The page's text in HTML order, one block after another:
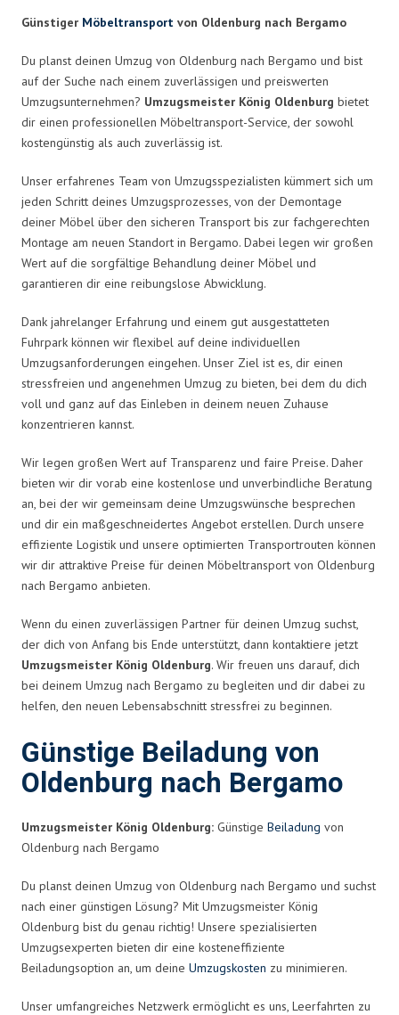
Günstiger Möbeltransport von Oldenburg nach Bergamo
Du planst deinen Umzug von Oldenburg nach Bergamo und bist
auf der Suche nach einem zuverlässigen und preiswerten
Umzugsunternehmen? Umzugsmeister König Oldenburg bietet
dir einen professionellen Möbeltransport-Service, der sowohl
kostengünstig als auch zuverlässig ist.
Unser erfahrenes Team von Umzugsspezialisten kümmert sich um
jeden Schritt deines Umzugsprozesses, von der Demontage
deiner Möbel über den sicheren Transport bis zur fachgerechten
Montage am neuen Standort in Bergamo. Dabei legen wir großen
Wert auf die sorgfältige Behandlung deiner Möbel und
garantieren dir eine reibungslose Abwicklung.
Dank jahrelanger Erfahrung und einem gut ausgestatteten
Fuhrpark können wir flexibel auf deine individuellen
Umzugsanforderungen eingehen. Unser Ziel ist es, dir einen
stressfreien und angenehmen Umzug zu bieten, bei dem du dich
voll und ganz auf das Einleben in deinem neuen Zuhause
konzentrieren kannst.
Wir legen großen Wert auf Transparenz und faire Preise. Daher
bieten wir dir vorab eine kostenlose und unverbindliche Beratung
an, bei der wir gemeinsam deine Umzugswünsche besprechen
und dir ein maßgeschneidertes Angebot erstellen. Durch unsere
effiziente Logistik und unsere optimierten Transportrouten können
wir dir attraktive Preise für deinen Möbeltransport von Oldenburg
nach Bergamo anbieten.
Wenn du einen zuverlässigen Partner für deinen Umzug suchst,
der dich von Anfang bis Ende unterstützt, dann kontaktiere jetzt
Umzugsmeister König Oldenburg. Wir freuen uns darauf, dich
bei deinem Umzug nach Bergamo zu begleiten und dir dabei zu
helfen, den neuen Lebensabschnitt stressfrei zu beginnen.
Günstige Beiladung von
Oldenburg nach Bergamo
Umzugsmeister König Oldenburg: Günstige Beiladung von
Oldenburg nach Bergamo
Du planst deinen Umzug von Oldenburg nach Bergamo und suchst
nach einer günstigen Lösung? Mit Umzugsmeister König
Oldenburg bist du genau richtig! Unsere spezialisierten
Umzugsexperten bieten dir eine kosteneffiziente
Beiladungsoption an, um deine Umzugskosten zu minimieren.
Unser umfangreiches Netzwerk ermöglicht es uns, Leerfahrten zu